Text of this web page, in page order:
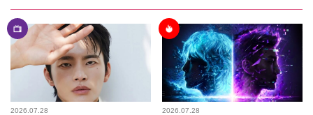
2026.07.28 2026.07.28